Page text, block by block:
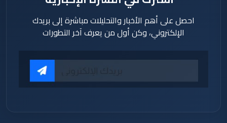
احصل على أهم الأخبار والتحليلات مباشرة إلى بريدك
الإلكتروني، وكن أول من يعرف آخر التطورات